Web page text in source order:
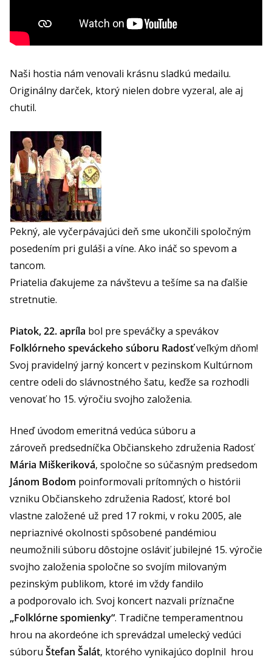
Naši hostia nám venovali krásnu sladkú medailu.
Originálny darček, ktorý nielen dobre vyzeral, ale aj
chutil.
Pekný, ale vyčerpávajúci deň sme ukončili spoločným
posedením pri guláši a víne. Ako ináč so spevom a
tancom.
Priatelia ďakujeme za návštevu a tešíme sa na ďalšie
stretnutie.
Piatok, 22. apríla bol pre speváčky a spevákov
Folklórneho speváckeho súboru Radosťveľkým dňom!
Svoj pravidelný jarný koncert v pezinskom Kultúrnom
centre odeli do slávnostného šatu, keďže sa rozhodli
venovať ho 15. výročiu svojho založenia.
Hneď úvodom emeritná vedúca súboru a
zároveň predsedníčka Občianskeho združenia Radosť
Mária Miškeriková, spoločne so súčasným predsedom
Jánom Bodom poinformovali prítomných o histórii
vzniku Občianskeho združenia Radosť, ktoré bol
vlastne založené už pred 17 rokmi, v roku 2005, ale
nepriaznivé okolnosti spôsobené pandémiou
neumožnili súboru dôstojne osláviť jubilejné 15. výročie
svojho založenia spoločne so svojím milovaným
pezinským publikom, ktoré im vždy fandilo
a podporovalo ich. Svoj koncert nazvali príznačne
„Folklórne spomienky“. Tradične temperamentnou
hrou na akordeóne ich sprevádzal umelecký vedúci
súboru Štefan Šalát, ktorého vynikajúco doplnil hrou